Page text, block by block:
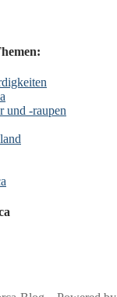
und -raupen